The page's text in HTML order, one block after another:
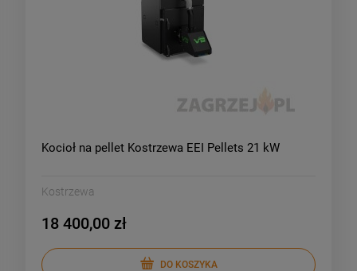
Kocioł na pellet Kostrzewa EEI Pellets 21 kW
Kostrzewa
18 400,00 zł
DO KOSZYKA